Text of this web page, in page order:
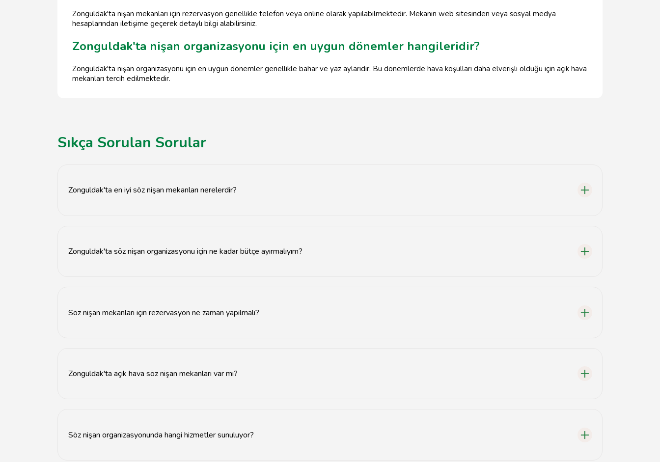
Zonguldak'ta nişan mekanları için rezervasyon genellikle telefon veya online olarak yapılabilmektedir. Mekanın web sitesinden veya sosyal medya
hesaplarından iletişime geçerek detaylı bilgi alabilirsiniz.
Zonguldak'ta nişan organizasyonu için en uygun dönemler hangileridir?
Zonguldak'ta nişan organizasyonu için en uygun dönemler genellikle bahar ve yaz aylarıdır. Bu dönemlerde hava koşulları daha elverişli olduğu için açık hava
mekanları tercih edilmektedir.
Sıkça Sorulan Sorular
Zonguldak'ta en iyi söz nişan mekanları nerelerdir?
Zonguldak'ta söz nişan organizasyonu için ne kadar bütçe ayırmalıyım?
Söz nişan mekanları için rezervasyon ne zaman yapılmalı?
Zonguldak'ta açık hava söz nişan mekanları var mı?
Söz nişan organizasyonunda hangi hizmetler sunuluyor?